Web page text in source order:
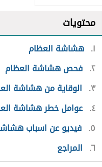
محتويات
١ هشاشة العظام
٢ فحص هشاشة العظام
٣ الوقاية من هشاشة
٤ عوامل خطر هشاشة
٥ فيديو عن اسباب
٦ المراجع